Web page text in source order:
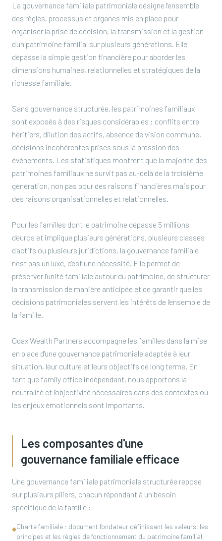
La gouvernance familiale patrimoniale désigne l'ensemble
des règles, processus et organes mis en place pour
organiser la prise de décision, la transmission et la gestion
d'un patrimoine familial sur plusieurs générations. Elle
dépasse la simple gestion financière pour aborder les
dimensions humaines, relationnelles et stratégiques de la
richesse familiale.
Sans gouvernance structurée, les patrimoines familiaux
sont exposés à des risques considérables : conflits entre
héritiers, dilution des actifs, absence de vision commune,
décisions incohérentes prises sous la pression des
événements. Les statistiques montrent que la majorité des
patrimoines familiaux ne survit pas au-delà de la troisième
génération, non pas pour des raisons financières mais pour
des raisons organisationnelles et relationnelles.
Pour les familles dont le patrimoine dépasse 5 millions
d'euros et implique plusieurs générations, plusieurs classes
d'actifs ou plusieurs juridictions, la gouvernance familiale
n'est pas un luxe, c'est une nécessité. Elle permet de
préserver l'unité familiale autour du patrimoine, de structurer
la transmission de manière anticipée et de garantir que les
décisions patrimoniales servent les intérêts de l'ensemble de
la famille.
Odax Wealth Partners accompagne les familles dans la mise
en place d'une gouvernance patrimoniale adaptée à leur
situation, leur culture et leurs objectifs de long terme. En
tant que family office indépendant, nous apportons la
neutralité et l'objectivité nécessaires dans des contextes où
les enjeux émotionnels sont importants.
Les composantes d'une
gouvernance familiale efficace
Une gouvernance familiale patrimoniale structurée repose
sur plusieurs piliers, chacun répondant à un besoin
spécifique de la famille :
◆Charte familiale : document fondateur définissant les valeurs, les
principes et les règles de fonctionnement du patrimoine familial,